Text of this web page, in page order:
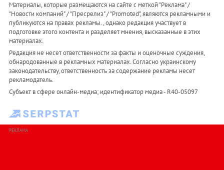
Материалы, которые размещаются на сайте с меткой "Реклама" /
"Новости компаний" / "Пресрелиз" / "Promoted", являются рекламными и
публикуются на правах рекламы. , однако редакция участвует в
подготовке этого контента и разделяет мнения, высказанные в этих
материалах.
Редакция не несет ответственности за факты и оценочные суждения,
обнародованные в рекламных материалах. Согласно украинскому
законодательству, ответственность за содержание рекламы несет
рекламодатель.
Субъект в сфере онлайн-медиа; идентификатор медиа - R40-05097
РЕКЛАМА